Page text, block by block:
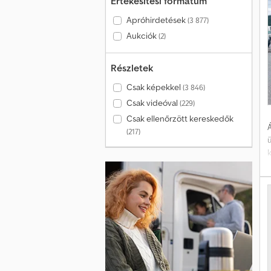
Apróhirdetések(3 877)
Aukciók(2)
Részletek
Csak képekkel (3 846)
Csak videóval (229)
Csak ellenőrzött kereskedők
(217)